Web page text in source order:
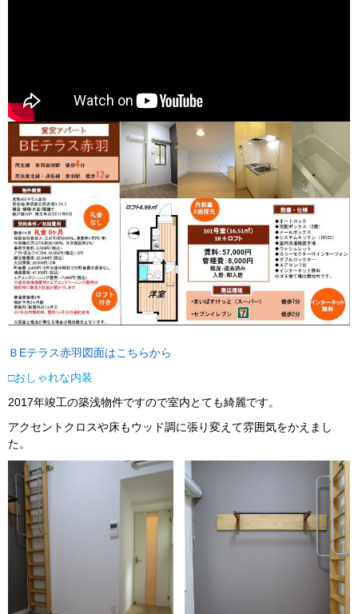
ＢEテラス赤羽図面はこちらから
□おしゃれな内装
2017年竣工の築浅物件ですので室内とても綺麗です。
アクセントクロスや床もウッド調に張り変えて雰囲気をかえまし
た。